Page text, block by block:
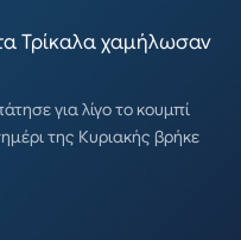
Τρίκαλα χαμήλωσαν
για λίγο το κουμπί
της Κυριακής βρήκε